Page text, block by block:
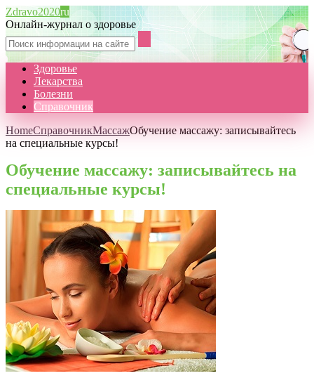
Zdravo2020ru
Онлайн-журнал о здоровье
Здоровье
Лекарства
Болезни
Справочник
HomeСправочникМассажОбучение массажу: записывайтесь
на специальные курсы!
Обучение массажу: записывайтесь на
специальные курсы!